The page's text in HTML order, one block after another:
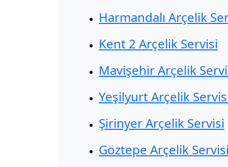
Harmandalı Arçelik
Kent 2 Arçelik Servisi
Mavişehir Arçelik
Yeşilyurt Arçelik
Şirinyer Arçelik Servisi
Göztepe Arçelik Servisi